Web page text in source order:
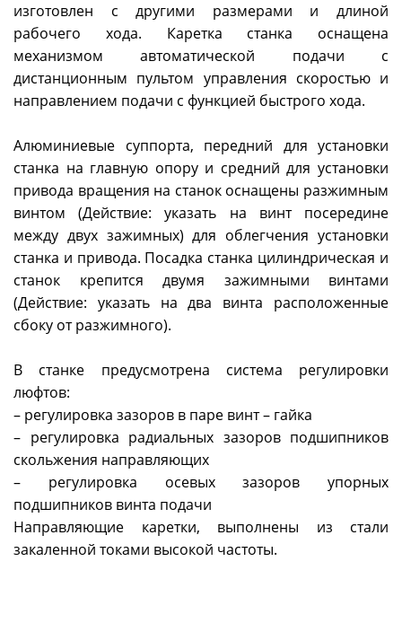
изготовлен с другими размерами и длиной
рабочего хода. Каретка станка оснащена
механизмом автоматической подачи с
дистанционным пультом управления скоростью и
направлением подачи с функцией быстрого хода.
Алюминиевые суппорта, передний для установки
станка на главную опору и средний для установки
привода вращения на станок оснащены разжимным
винтом (Действие: указать на винт посередине
между двух зажимных) для облегчения установки
станка и привода. Посадка станка цилиндрическая и
станок крепится двумя зажимными винтами
(Действие: указать на два винта расположенные
сбоку от разжимного).
В станке предусмотрена система регулировки
люфтов:
– регулировка зазоров в паре винт – гайка
– регулировка радиальных зазоров подшипников
скольжения направляющих
– регулировка осевых зазоров упорных
подшипников винта подачи
Направляющие каретки, выполнены из стали
закаленной токами высокой частоты.